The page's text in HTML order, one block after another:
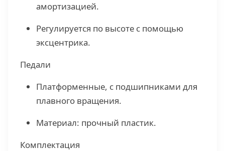
амортизацией.
Регулируется по высоте с помощью
эксцентрика.
Педали
Платформенные, с подшипниками для
плавного вращения.
Материал: прочный пластик.
Комплектация